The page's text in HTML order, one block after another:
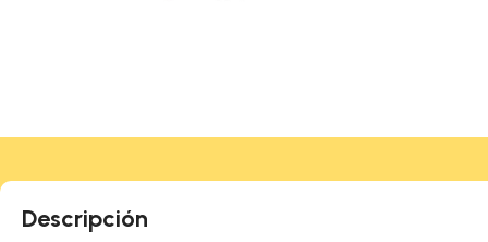
Descripción